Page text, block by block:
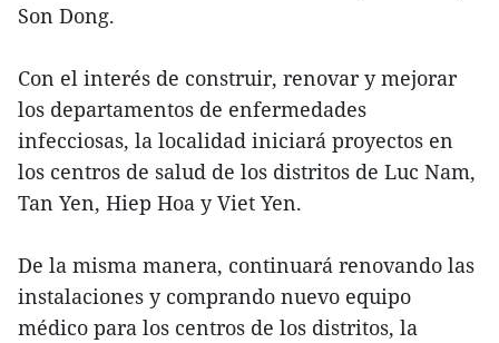
Son Dong.
Con el interés de construir, renovar y mejorar
los departamentos de enfermedades
infecciosas, la localidad iniciará proyectos en
los centros de salud de los distritos de Luc Nam,
Tan Yen, Hiep Hoa y Viet Yen.
De la misma manera, continuará renovando las
instalaciones y comprando nuevo equipo
médico para los centros de los distritos, la